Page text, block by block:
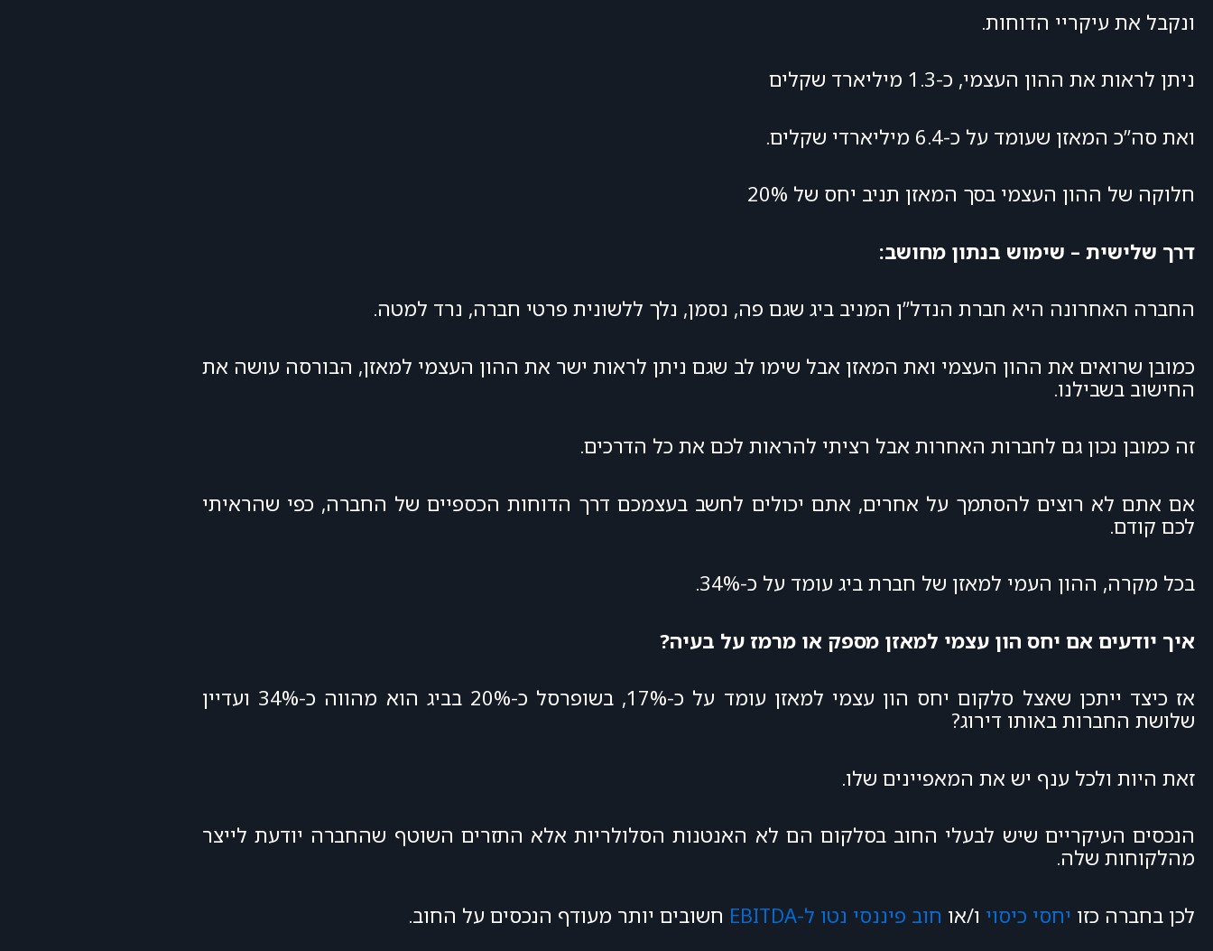
ונקבל את עיקריי הדוחות.
ניתן לראות את ההון העצמי, כ-1.3 מיליארד שקלים
ואת סה”כ המאזן שעומד על כ-6.4 מיליארדי שקלים.
חלוקה של ההון העצמי בסך המאזן תניב יחס של 20%
דרך שלישית – שימוש בנתון מחושב:
החברה האחרונה היא חברת הנדל”ן המניב ביג שגם פה, נסמן, נלך ללשונית פרטי חברה, נרד למטה.
כמובן שרואים את ההון העצמי ואת המאזן אבל שימו לב שגם ניתן לראות ישר את ההון העצמי למאזן, הבורסה עושה את
החישוב בשבילנו.
זה כמובן נכון גם לחברות האחרות אבל רציתי להראות לכם את כל הדרכים.
אם אתם לא רוצים להסתמך על אחרים, אתם יכולים לחשב בעצמכם דרך הדוחות הכספיים של החברה, כפי שהראיתי
לכם קודם.
בכל מקרה, ההון העמי למאזן של חברת ביג עומד על כ-34%.
איך יודעים אם יחס הון עצמי למאזן מספק או מרמז על בעיה?
אז כיצד ייתכן שאצל סלקום יחס הון עצמי למאזן עומד על כ-17%, בשופרסל כ-20% בביג הוא מהווה כ-34% ועדיין
שלושת החברות באותו דירוג?
זאת היות ולכל ענף יש את המאפיינים שלו.
הנכסים העיקריים שיש לבעלי החוב בסלקום הם לא האנטנות הסלולריות אלא התזרים השוטף שהחברה יודעת לייצר
מהלקוחות שלה.
לכן בחברה כזו יחסי כיסוי ו/או חוב פיננסי נטו ל-EBITDA חשובים יותר מעודף הנכסים על החוב.